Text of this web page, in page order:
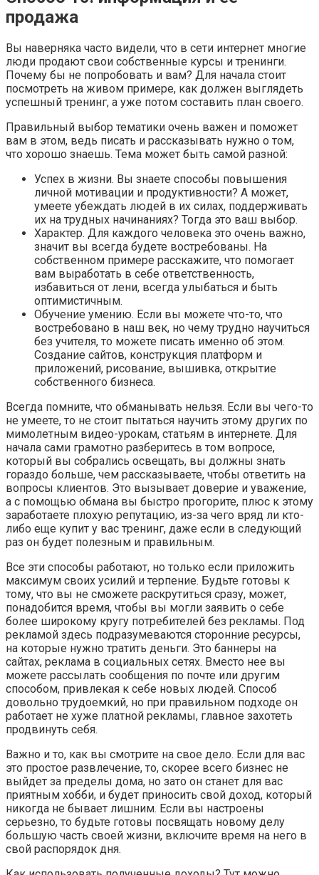
продажа
Вы наверняка часто видели, что в сети интернет многие
люди продают свои собственные курсы и тренинги.
Почему бы не попробовать и вам? Для начала стоит
посмотреть на живом примере, как должен выглядеть
успешный тренинг, а уже потом составить план своего.
Правильный выбор тематики очень важен и поможет
вам в этом, ведь писать и рассказывать нужно о том,
что хорошо знаешь. Тема может быть самой разной:
Успех в жизни. Вы знаете способы повышения
личной мотивации и продуктивности? А может,
умеете убеждать людей в их силах, поддерживать
их на трудных начинаниях? Тогда это ваш выбор.
Характер. Для каждого человека это очень важно,
значит вы всегда будете востребованы. На
собственном примере расскажите, что помогает
вам выработать в себе ответственность,
избавиться от лени, всегда улыбаться и быть
оптимистичным.
Обучение умению. Если вы можете что-то, что
востребовано в наш век, но чему трудно научиться
без учителя, то можете писать именно об этом.
Создание сайтов, конструкция платформ и
приложений, рисование, вышивка, открытие
собственного бизнеса.
Всегда помните, что обманывать нельзя. Если вы чего-то
не умеете, то не стоит пытаться научить этому других по
мимолетным видео-урокам, статьям в интернете. Для
начала сами грамотно разберитесь в том вопросе,
который вы собрались освещать, вы должны знать
гораздо больше, чем рассказываете, чтобы ответить на
вопросы клиентов. Это вызывает доверие и уважение,
а с помощью обмана вы быстро прогорите, плюс к этому
заработаете плохую репутацию, из-за чего вряд ли кто-
либо еще купит у вас тренинг, даже если в следующий
раз он будет полезным и правильным.
Все эти способы работают, но только если приложить
максимум своих усилий и терпение. Будьте готовы к
тому, что вы не сможете раскрутиться сразу, может,
понадобится время, чтобы вы могли заявить о себе
более широкому кругу потребителей без рекламы. Под
рекламой здесь подразумеваются сторонние ресурсы,
на которые нужно тратить деньги. Это баннеры на
сайтах, реклама в социальных сетях. Вместо нее вы
можете рассылать сообщения по почте или другим
способом, привлекая к себе новых людей. Способ
довольно трудоемкий, но при правильном подходе он
работает не хуже платной рекламы, главное захотеть
продвинуть себя.
Важно и то, как вы смотрите на свое дело. Если для вас
это простое развлечение, то, скорее всего бизнес не
выйдет за пределы дома, но зато он станет для вас
приятным хобби, и будет приносить свой доход, который
никогда не бывает лишним. Если вы настроены
серьезно, то будьте готовы посвящать новому делу
большую часть своей жизни, включите время на него в
свой распорядок дня.